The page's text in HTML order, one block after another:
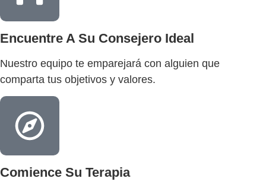
Encuentre A Su Consejero Ideal
Nuestro equipo te emparejará con alguien que
comparta tus objetivos y valores.
Comience Su Terapia